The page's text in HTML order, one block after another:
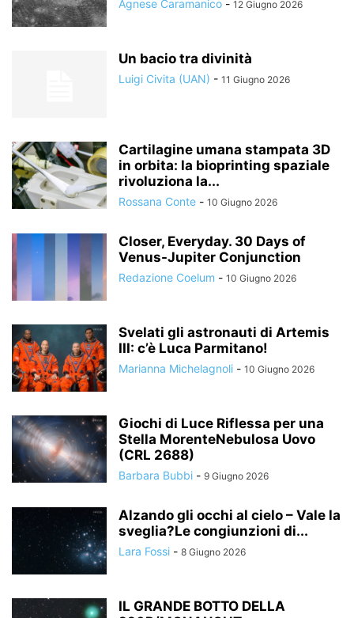
Agnese Caramanico - 12 Giugno 2026
Un bacio tra divinità
Luigi Civita (UAN) - 11 Giugno 2026
Cartilagine umana stampata 3D
in orbita: la bioprinting spaziale
rivoluziona la...
Rossana Conte - 10 Giugno 2026
Closer, Everyday. 30 Days of
Venus-Jupiter Conjunction
Redazione Coelum - 10 Giugno 2026
Svelati gli astronauti di Artemis
III: c’è Luca Parmitano!
Marianna Michelagnoli - 10 Giugno 2026
Giochi di Luce Riflessa per una
Stella MorenteNebulosa Uovo
(CRL 2688)
Barbara Bubbi - 9 Giugno 2026
Alzando gli occhi al cielo – Vale la
sveglia?Le congiunzioni di...
Lara Fossi - 8 Giugno 2026
IL GRANDE BOTTO DELLA